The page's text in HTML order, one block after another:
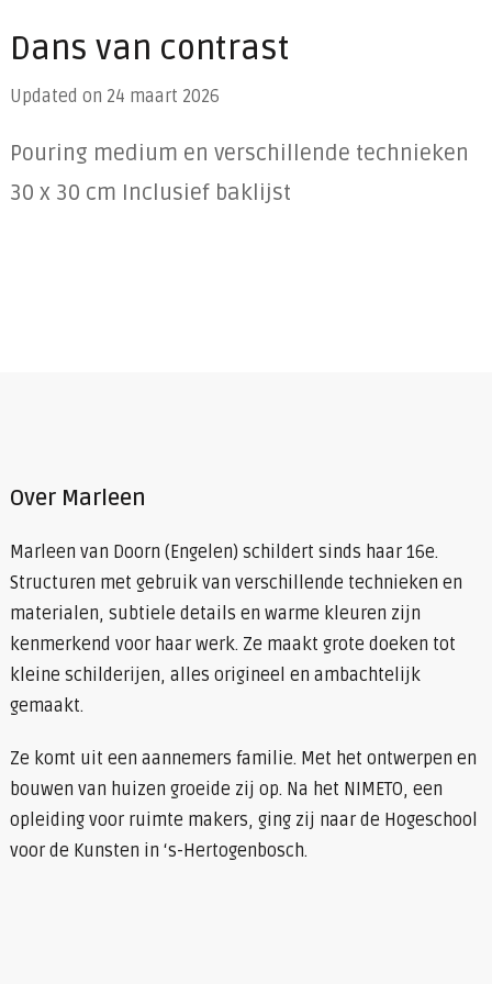
Dans van contrast
Updated on 24 maart 2026
Pouring medium en verschillende technieken
30 x 30 cm Inclusief baklijst
Over Marleen
Marleen van Doorn (Engelen) schildert sinds haar 16e.
Structuren met gebruik van verschillende technieken en
materialen, subtiele details en warme kleuren zijn
kenmerkend voor haar werk. Ze maakt grote doeken tot
kleine schilderijen, alles origineel en ambachtelijk
gemaakt.
Ze komt uit een aannemers familie. Met het ontwerpen en
bouwen van huizen groeide zij op. Na het NIMETO, een
opleiding voor ruimte makers, ging zij naar de Hogeschool
voor de Kunsten in ‘s-Hertogenbosch.